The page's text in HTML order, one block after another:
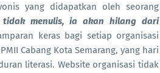
yang didapatkan oleh seorang
menulis, ia akan hilang dari
keras bagi setiap organisasi
Cabang Kota Semarang, yang hari
literasi. Website organisasi tidak